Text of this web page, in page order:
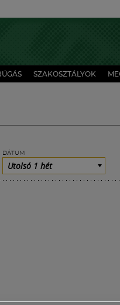
SZAKOSZTÁLYOK
DÁTUM
Utolsó 1 hét